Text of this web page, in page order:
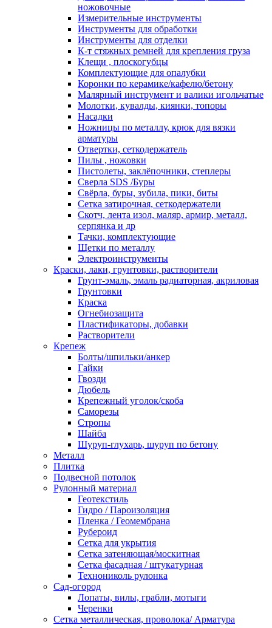
ножовочные
Измерительные инструменты
Инструменты для обработки
Инструменты для отделки
К-т стяжных ремней для крепления груза
Клещи , плоскогубцы
Комплектующие для опалубки
Коронки по керамике/кафелю/бетону
Малярный инструмент и валики игольчатые
Молотки, кувалды, киянки, топоры
Насадки
Ножницы по металлу, крюк для вязки
арматуры
Отвертки, сеткодержатель
Пилы , ножовки
Пистолеты, заклёпочники, степлеры
Сверла SDS /Буры
Свёрла, буры, зубила, пики, биты
Сетка затирочная, сеткодержатели
Скотч, лента изол, маляр, армир, металл,
серпянка и др
Тачки, комплектующие
Щетки по металлу
Электроинструменты
Краски, лаки, грунтовки, растворители
Грунт-эмаль, эмаль радиаторная, акриловая
Грунтовки
Краска
Огнебиозащита
Пластификаторы, добавки
Растворители
Крепеж
Болты/шпильки/анкер
Гайки
Гвозди
Дюбель
Крепежный уголок/скоба
Саморезы
Стропы
Шайба
Шуруп-глухарь, шуруп по бетону
Металл
Плитка
Подвесной потолок
Рулонный материал
Геотекстиль
Гидро / Пароизоляция
Пленка / Геомембрана
Рубероид
Сетка для укрытия
Сетка затеняющая/москитная
Сетка фасадная / штукатурная
Технониколь рулонка
Сад-огород
Лопаты, вилы, грабли, мотыги
Черенки
Сетка металлическая, проволока/ Арматура